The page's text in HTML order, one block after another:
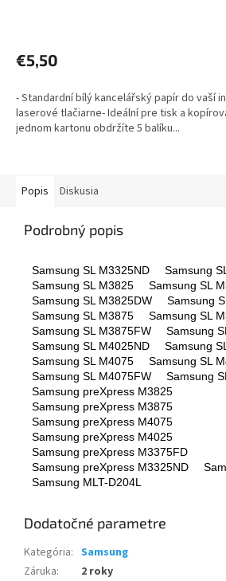
€5,50
- Standardní bílý kancelářský papír do vaší
laserové tlačiarne- Ideální pre tisk a
jednom kartonu obdržíte 5 balíku...
Popis Diskusia
Podrobný popis
Samsung SL M3325ND
Samsung
Samsung SL M3825
Samsung SL
Samsung SL M3825DW
Samsung
Samsung SL M3875
Samsung SL
Samsung SL M3875FW
Samsung
Samsung SL M4025ND
Samsung
Samsung SL M4075
Samsung SL
Samsung SL M4075FW
Samsung
Samsung preXpress M3825
Samsung preXpress M3875
Samsung preXpress M4075
Samsung preXpress M4025
Samsung preXpress M3375FD
Samsung preXpress M3325ND
Samsung MLT-D204L
Dodatočné parametre
Kategória: Samsung
Záruka:
2 roky